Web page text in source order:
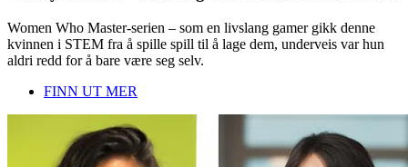
Women Who Master-serien – som en livslang gamer gikk denne
kvinnen i STEM fra å spille spill til å lage dem, underveis var hun
aldri redd for å bare være seg selv.
FINN UT MER